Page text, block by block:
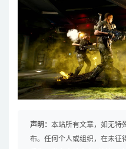
声明： 本站所有文章，如无特
布。任何个人或组织，在未征